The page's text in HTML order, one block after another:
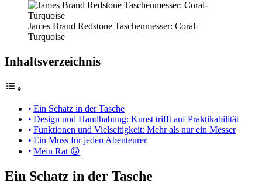
James Brand Redstone Taschenmesser: Coral-
Turquoise
Inhaltsverzeichnis
Ein Schatz in der Tasche
Design und Handhabung: Kunst trifft auf Praktikabilität
Funktionen und Vielseitigkeit: Mehr als nur ein Messer
Ein Muss für jeden Abenteurer
Mein Rat 🙃
Ein Schatz in der Tasche